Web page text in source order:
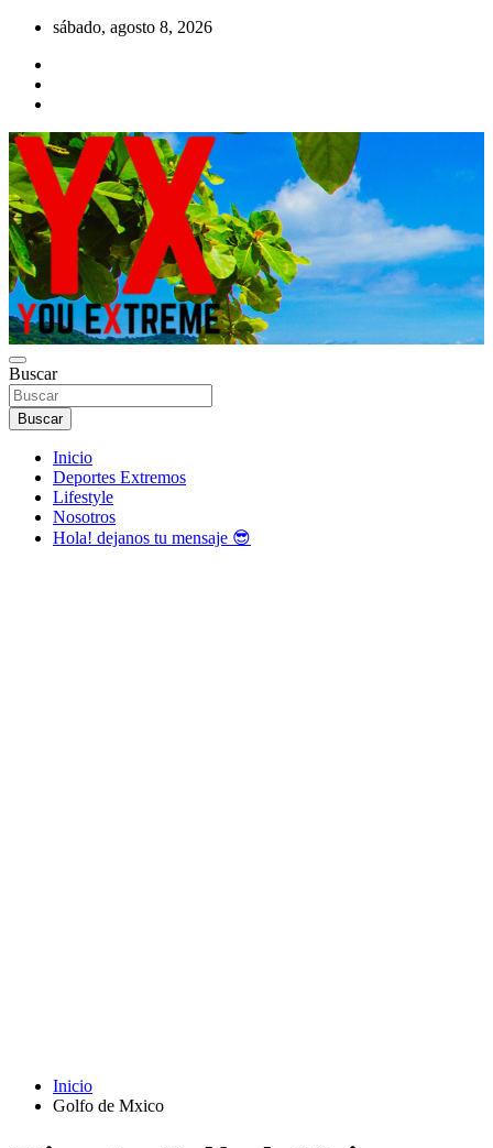
Saltar
contenido
sábado, agosto 8, 2026
YOU EXTREME
YX Deportes Extremos Lifestyle
Buscar
Buscar
Inicio
Deportes Extremos
Lifestyle
Nosotros
Hola! dejanos tu mensaje 😎
Inicio
Golfo de Mxico